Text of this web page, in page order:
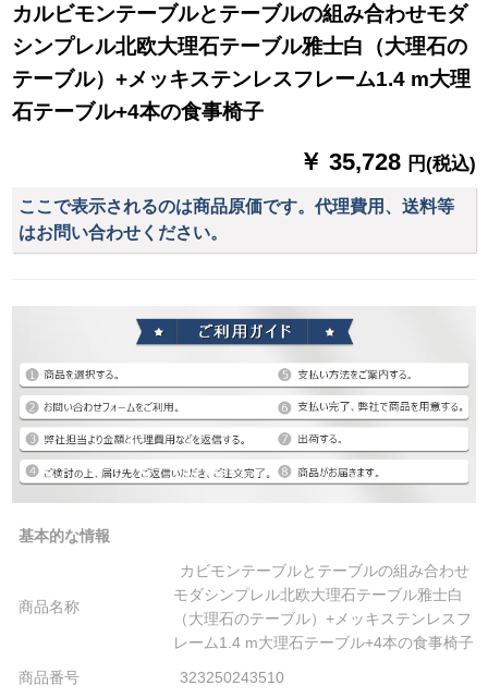
カルビモンテーブルとテーブルの組み合わせモダ
シンプレル北欧大理石テーブル雅士白（大理石の
テーブル）+メッキステンレスフレーム1.4 m大理
石テーブル+4本の食事椅子
￥ 35,728 円(税込)
ここで表示されるのは商品原価です。代理費用、送料等
はお問い合わせください。
基本的な情報
商品名称
カビモンテーブルとテーブルの組み合わせ
モダシンプレル北欧大理石テーブル雅士白
（大理石のテーブル）+メッキステンレスフ
レーム1.4 m大理石テーブル+4本の食事椅子
商品番号
323250243510